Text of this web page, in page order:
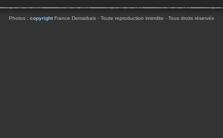
Photos : copyrightFrance Demarbaix - Toute reproduction interdite - Tous droits réservés